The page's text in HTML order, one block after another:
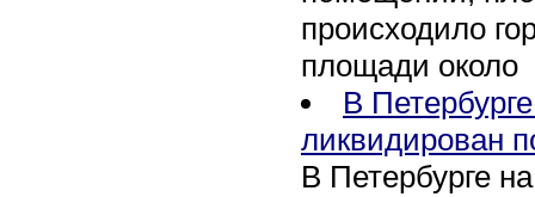
происходило
площади около
В
ликвидирован
В Петербурге